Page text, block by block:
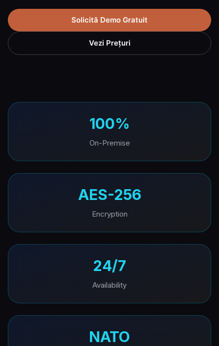
Solicită Demo Gratuit
Vezi Prețuri
100%
On-Premise
AES-256
Encryption
24/7
Availability
NATO